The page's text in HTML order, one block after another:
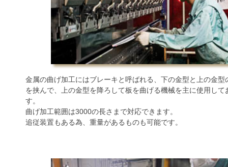
金属の曲げ加工にはブレーキと呼ばれる、下の金型と上の金型
を挟んで、上の金型を降ろして板を曲げる機械を主に使用して
す。
曲げ加工範囲は3000の長さまで対応できます。
追従装置もある為、重量があるものも可能です。